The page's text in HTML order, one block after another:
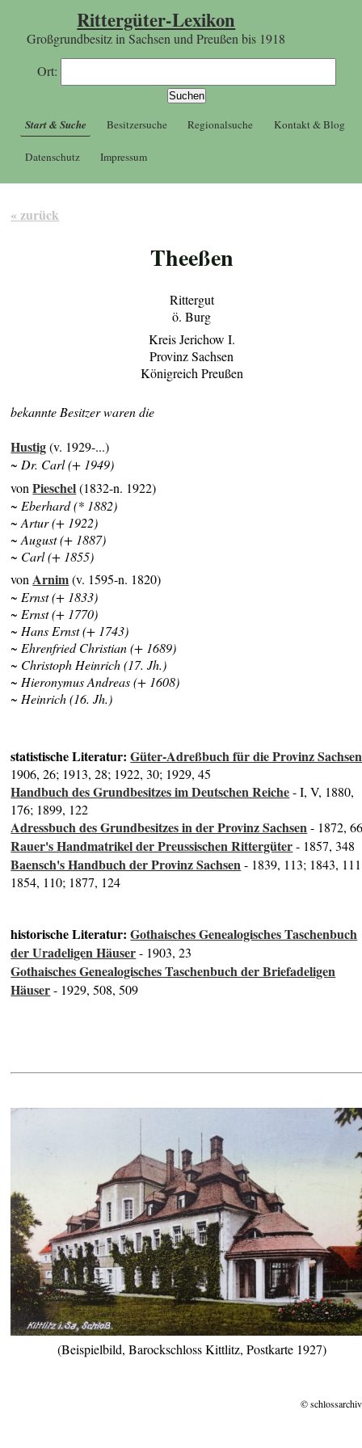
Rittergüter-Lexikon
Großgrundbesitz in Sachsen und Preußen bis 1918
Ort:
Start & Suche Besitzersuche Regionalsuche Kontakt & Blog
Datenschutz Impressum
« zurück
Theeßen
Rittergut
ö. Burg
Kreis Jerichow I.
Provinz Sachsen
Königreich Preußen
bekannte Besitzer waren die
Hustig(v. 1929-...)
~ Dr. Carl (+ 1949)
vonPieschel(1832-n. 1922)
~ Eberhard (* 1882)
~ Artur (+ 1922)
~ August (+ 1887)
~ Carl (+ 1855)
vonArnim(v. 1595-n. 1820)
~ Ernst (+ 1833)
~ Ernst (+ 1770)
~ Hans Ernst (+ 1743)
~ Ehrenfried Christian (+ 1689)
~ Christoph Heinrich (17. Jh.)
~ Hieronymus Andreas (+ 1608)
~ Heinrich (16. Jh.)
statistische Literatur:Güter-Adreßbuch für die Provinz Sachsen
1906, 26; 1913, 28; 1922, 30; 1929, 45
Handbuch des Grundbesitzes im Deutschen Reiche- I, V, 1880,
176; 1899, 122
Adressbuch des Grundbesitzes in der Provinz Sachsen- 1872,
Rauer's Handmatrikel der Preussischen Rittergüter- 1857, 348
Baensch's Handbuch der Provinz Sachsen- 1839, 113; 1843,
1854, 110; 1877, 124
historische Literatur:Gothaisches Genealogisches Taschenbuch
der Uradeligen Häuser- 1903, 23
Gothaisches Genealogisches Taschenbuch der Briefadeligen
Häuser- 1929, 508, 509
(Beispielbild, Barockschloss Kittlitz, Postkarte 1927)
©